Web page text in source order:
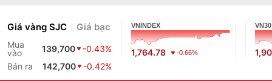
Giá vàng SJC Giá bạc
Mua
vào
139,700
-0.43%
Bán ra
142,700 -0.42%
VNINDEX
1,764.78 -0.66%
VN30